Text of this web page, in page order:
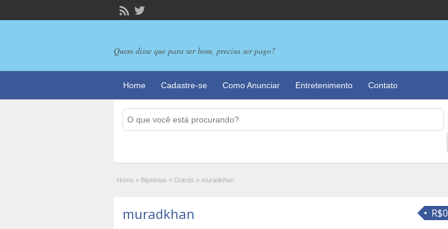
Quem disse que para ser bom, precisa ser pago?
Home Cadastre-se Como Anunciar Entretenimento Contato
Home » Bijuterias » Outras » muradkhan
R$0
muradkhan